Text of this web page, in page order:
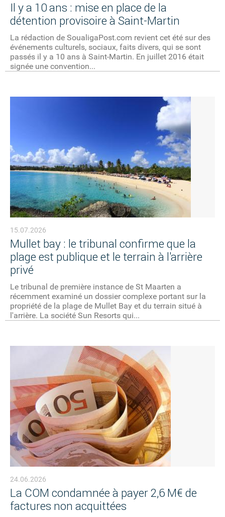
Il y a 10 ans : mise en place de la
détention provisoire à Saint-Martin
La rédaction de SoualigaPost.com revient cet été sur des
événements culturels, sociaux, faits divers, qui se sont
passés il y a 10 ans à Saint-Martin. En juillet 2016 était
signée une convention...
15.07.2026
Mullet bay : le tribunal confirme que la
plage est publique et le terrain à l'arrière
privé
Le tribunal de première instance de St Maarten a
récemment examiné un dossier complexe portant sur la
propriété de la plage de Mullet Bay et du terrain situé à
l'arrière. La société Sun Resorts qui...
24.06.2026
La COM condamnée à payer 2,6 M€ de
factures non acquittées